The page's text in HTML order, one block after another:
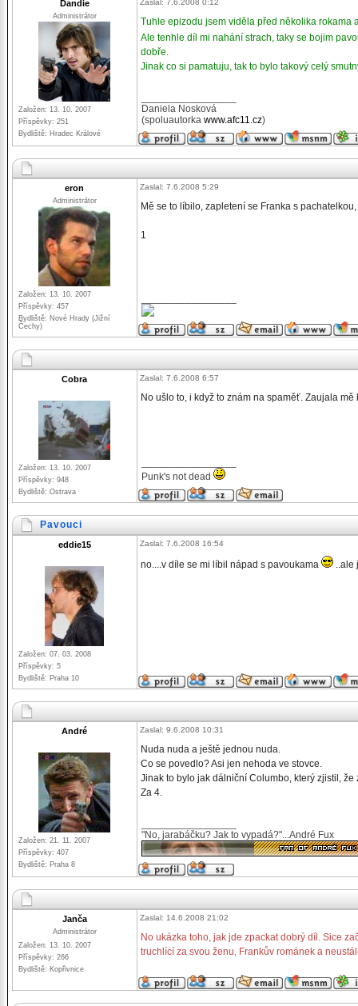
Dandie
Administrátor
Založen: 13. 10. 2007
Příspěvky: 251
Bydliště: Hradec Králové
Zaslal: 7.6.2008 0:12
Tuhle epizodu jsem viděla před několika rokama
Ale tenhle díl mi nahání strach, taky se bojim
dobře.
Jinak co si pamatuju, tak to bylo takový celý
Daniela Nosková
(spoluautorka www.afc11.cz)
eron
Administrátor
Založen: 13. 10. 2007
Příspěvky: 457
Bydliště: Nové Hrady (Jižní
Čechy)
Zaslal: 7.6.2008 5:29
Mě se to líbilo, zapletení se Franka s
1
Cobra
Založen: 13. 10. 2007
Příspěvky: 948
Bydliště: Ostrava
Zaslal: 7.6.2008 6:57
No ušlo to, i když to znám na spaměť. Zaujala
Punk's not dead
Pavouci
eddie15
Založen: 07. 03. 2008
Příspěvky: 5
Bydliště: Praha 10
Zaslal: 7.6.2008 16:54
no....v díle se mi líbil nápad s pavoukama ..ale
André
Založen: 21. 11. 2007
Příspěvky: 407
Bydliště: Praha 8
Zaslal: 9.6.2008 10:31
Nuda nuda a ještě jednou nuda.
Co se povedlo? Asi jen nehoda ve stovce.
Jinak to bylo jak dálniční Columbo, který zjistil, že
Za 4.
"No, jarabáčku? Jak to vypadá?"...André Fux
Janča
Administrátor
Založen: 13. 10. 2007
Příspěvky: 266
Bydliště: Kopřivnice
Zaslal: 14.6.2008 21:02
No ukázka toho, jak jde zpackat dobrý díl. Sice
truchlící za svou ženu, Frankův románek a